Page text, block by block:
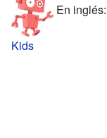
En inglés:
Kids